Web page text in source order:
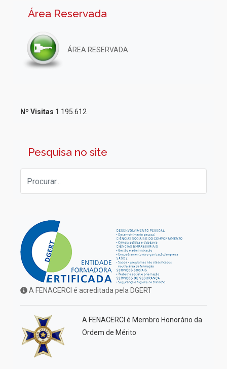
Área Reservada
ÁREA RESERVADA
Nº Visitas 1.195.612
Pesquisa no site
A FENACERCI é acreditada pela DGERT
A FENACERCI é Membro Honorário da
Ordem de Mérito